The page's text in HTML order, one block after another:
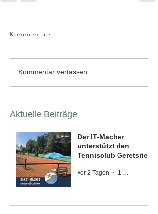
Kommentare
Kommentar verfassen...
Aktuelle Beiträge
Der IT-Macher
unterstützt den
Tennisclub Geretsried
vor 2 Tagen